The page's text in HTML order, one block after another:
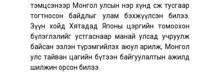
тэмцсэнээр Монгол улсын нэр хүнд өсөж тусгаар
тогтносон байдлыг улам бэхжүүлсэн билээ.
Зүүн хойд Хятадад Японы цэргийн томоохон
бүлэглэлийг устгаснаар манай улсад учруулж
байсан эзлэн түрэмгийлэх аюул арилж, Монгол
улс тайван цагийн бүтээн байгуулалтын ажилд
шилжин орсон билээ.